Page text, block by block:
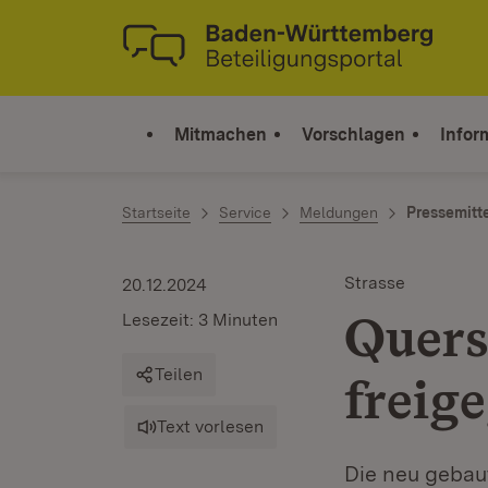
Zum Inhalt springen
Link zur Startseite
Mitmachen Vorschlagen
Startseite Service Meldungen
Strasse
Die neu
20.12.2024
Lesezeit: 3 Minuten
Teilen
Text vorlesen